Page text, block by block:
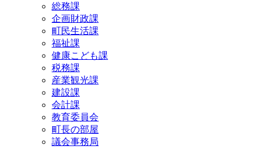
総務課
企画財政課
町民生活課
福祉課
健康こども課
税務課
産業観光課
建設課
会計課
教育委員会
町長の部屋
議会事務局